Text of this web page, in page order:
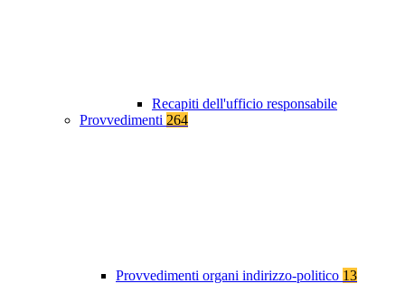
Recapiti dell'ufficio responsabile
Provvedimenti 264
Provvedimenti organi indirizzo-politico 13